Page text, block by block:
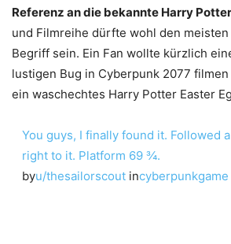
Referenz an die bekannte Harry
und Filmreihe dürfte wohl den
Begriff sein. Ein Fan wollte kürzlich
lustigen Bug in Cyberpunk 2077
ein waschechtes Harry Potter Easter
You guys, I finally found it. Followed
right to it. Platform 69 ¾.
byu/thesailorscoutincyberpunkgame